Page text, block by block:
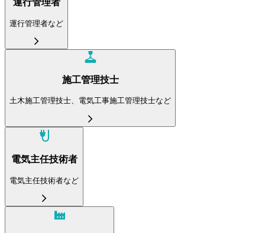
運行管理者
運行管理者など
施工管理技士
土木施工管理技士、電気工事施工管理技士など
電気主任技術者
電気主任技術者など